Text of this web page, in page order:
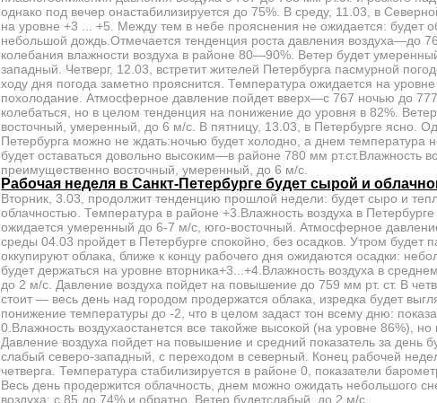
однако под вечер онастабилизируется до 75%. В среду, 11.03, в
на уровне +3 ... +5. Между тем в небе прояснения не ожидается: будет
небольшой дождь.Отмечается тенденция роста давления воздуха—до
колебания влажности воздуха в районе 80—90%. Ветер будет
западный. Четверг, 12.03, встретит жителей Петербурга пасмурной
ходу дня погода заметно прояснится. Температура ожидается на
похолодание. Атмосферное давление пойдет вверх—с 767 ночью до
колебаться, но в целом тенденция на понижение до уровня в 82%.
восточный, умеренный, до 6 м/с. В пятницу, 13.03, в Петербурге ясно.
Петербурга можно не ждать:ночью будет холодно, а днем температура
будет оставаться довольно высоким—в районе 780 мм рт.ст.Влажность
преимущественно восточный, умеренный, до 6 м/с.
Рабочая неделя в Санкт-Петербурге будет сырой и
Вторник, 3.03, продолжит тенденцию прошлой недели: будет сыро и
облачностью. Температура в районе +3.Влажность воздуха в
ожидается умеренный до 6-7 м/с, юго-восточный. Атмосферное
среды 04.03 пройдет в Петербурге спокойно, без осадков. Утром
оккупируют облака, ближе к концу рабочего дня ожидаются осадки:
будет держаться на уровне вторника+3...+4.Влажность воздуха в
до 2 м/с. Давление воздуха пойдет на повышение до 759 мм рт. ст. В
стоит — весь день над городом продержатся облака, изредка будет
понижение температуры до -2, что в целом задаст тон всему дню:
0.Влажность воздухаостанется все такойже высокой (на уровне 86%),
Давление воздуха пойдет на повышение и средний показатель за день
слабый северо-западный, с переходом в северный. Конец рабочей
четверга. Температура стабилизируется в районе 0, показатели
Весь день продержится облачность, днем можно ожидать небольшого
воздуха: с 85 до 74% и обратно. Ветер будетслабый, до 2 м/с.